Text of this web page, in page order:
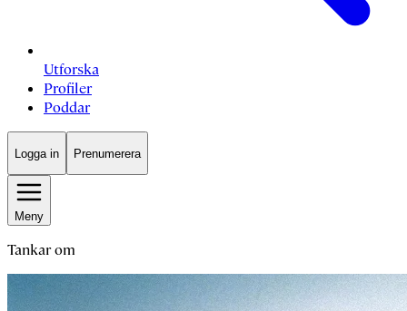
Utforska
Profiler
Poddar
Logga in Prenumerera
Meny
Tankar om